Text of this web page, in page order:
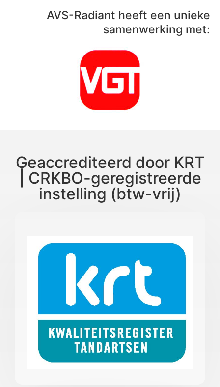
AVS-Radiant heeft een unieke
samenwerking met:
Geaccrediteerd door KRT
| CRKBO-geregistreerde
instelling (btw-vrij)